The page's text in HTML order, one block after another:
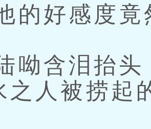
好感度竟
含泪抬头
之人被捞起